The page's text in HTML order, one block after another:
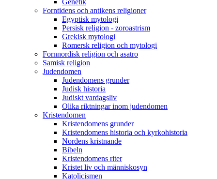
Genetik
Forntidens och antikens religioner
Egyptisk mytologi
Persisk religion - zoroastrism
Grekisk mytologi
Romersk religion och mytologi
Fornnordisk religion och asatro
Samisk religion
Judendomen
Judendomens grunder
Judisk historia
Judiskt vardagsliv
Olika riktningar inom judendomen
Kristendomen
Kristendomens grunder
Kristendomens historia och kyrkohistoria
Nordens kristnande
Bibeln
Kristendomens riter
Kristet liv och människosyn
Katolicismen